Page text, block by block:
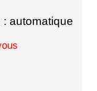
: automatique